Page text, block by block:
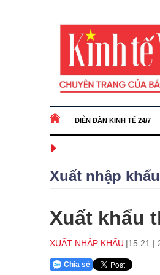
DIỄN ĐÀN KINH TẾ 24/7
Infographic
Xuất nhập khẩu
Xuất khẩu
XUẤT NHẬP KHẨU 15:21 |
Chia sẻ